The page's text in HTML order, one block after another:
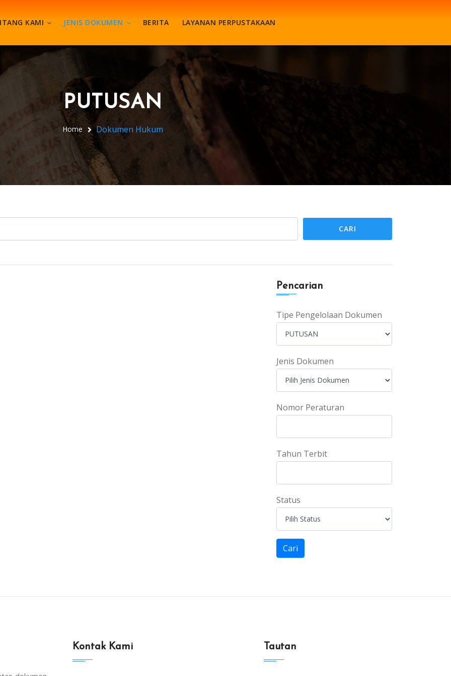
KAMI JENIS DOKUMEN BERITA LAYANAN PERPUSTAKAAN
PUTUSAN
Home Dokumen Hukum
CARI
Pencarian
Tipe Pengelolaan Dokumen
Jenis Dokumen
Nomor Peraturan
Tahun Terbit
Status
Cari
Kontak Kami Tautan